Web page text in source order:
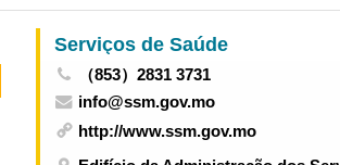
Serviços de Saúde
（853）2831 3731
info@ssm.gov.mo
http://www.ssm.gov.mo